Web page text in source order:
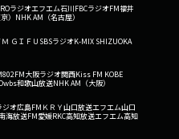
ラジオエフエム石川FBCラジオFM福井
） NHK AM（名古屋）
Ｍ ＧＩＦＵ SBSラジオK-MIX SHIZUOKA
FM大阪ラジオ関西Kiss FM KOBE
wbs和歌山放送NHK AM（大阪）
ジオ広島FM ＫＲＹ山口放送エフエム山口
海放送FM愛媛RKC高知放送エフエム高知